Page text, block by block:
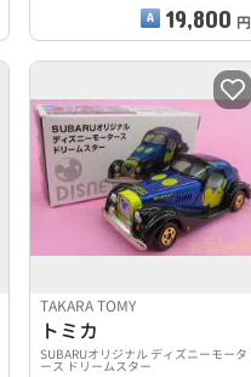
19,800 円
TAKARA TOMY
トミカ
SUBARUオリジナル ディズニーモータ
ース ドリームスター